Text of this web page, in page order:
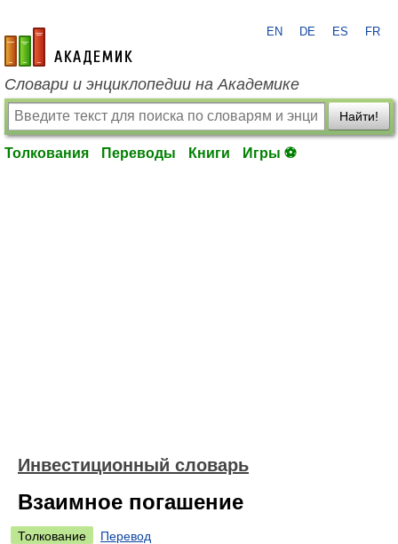
academic.ru
EN DE ES FR
Словари и энциклопедии на Академике
Найти!
Толкования Переводы Книги Игры ⚽
Инвестиционный словарь
Взаимное погашение
Толкование
Перевод